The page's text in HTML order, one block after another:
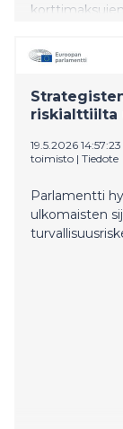
muuttuvat
mutta
riskialttiilta
19.5.2026
toimisto | Tiedote
Parlamentti
ulkomaisten